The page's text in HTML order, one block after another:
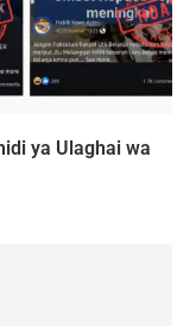
ya Ulaghai wa